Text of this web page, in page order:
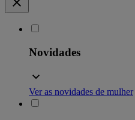
Novidades
Ver as novidades de mulher